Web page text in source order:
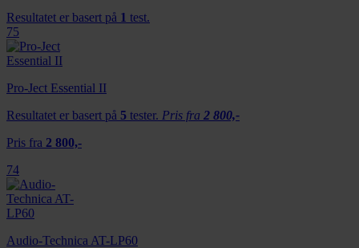
Resultatet er basert på 1 test.
75
Pro-Ject Essential II
Resultatet er basert på 5 tester. Pris fra 2 800,-
Pris fra 2 800,-
74
Audio-Technica AT-LP60